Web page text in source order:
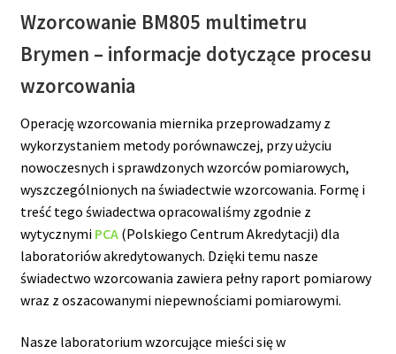
Wzorcowanie BM805 multimetru
Brymen – informacje dotyczące procesu
wzorcowania
Operację wzorcowania miernika przeprowadzamy z
wykorzystaniem metody porównawczej, przy użyciu
nowoczesnych i sprawdzonych wzorców pomiarowych,
wyszczególnionych na świadectwie wzorcowania. Formę i
treść tego świadectwa opracowaliśmy zgodnie z
wytycznymi PCA(Polskiego Centrum Akredytacji) dla
laboratoriów akredytowanych. Dzięki temu nasze
świadectwo wzorcowania zawiera pełny raport pomiarowy
wraz z oszacowanymi niepewnościami pomiarowymi.
Nasze laboratorium wzorcujące mieści się w